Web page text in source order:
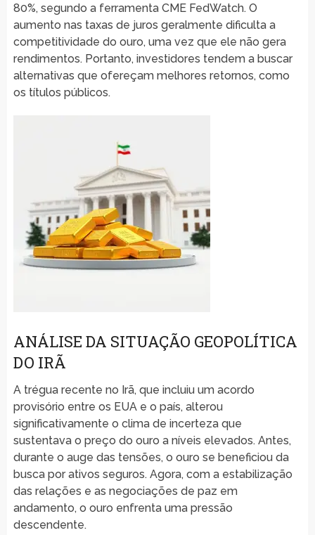
80%, segundo a ferramenta CME FedWatch. O
aumento nas taxas de juros geralmente dificulta a
competitividade do ouro, uma vez que ele não gera
rendimentos. Portanto, investidores tendem a buscar
alternativas que ofereçam melhores retornos, como
os títulos públicos.
ANÁLISE DA SITUAÇÃO GEOPOLÍTICA
DO IRÃ
A trégua recente no Irã, que incluiu um acordo
provisório entre os EUA e o país, alterou
significativamente o clima de incerteza que
sustentava o preço do ouro a níveis elevados. Antes,
durante o auge das tensões, o ouro se beneficiou da
busca por ativos seguros. Agora, com a estabilização
das relações e as negociações de paz em
andamento, o ouro enfrenta uma pressão
descendente.